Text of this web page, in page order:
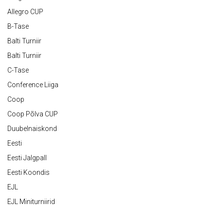
Allegro CUP
B-Tase
Balti Turniir
Balti Turniir
C-Tase
Conference Liiga
Coop
Coop Põlva CUP
Duubelnaiskond
Eesti
Eesti Jalgpall
Eesti Koondis
EJL
EJL Miniturniirid